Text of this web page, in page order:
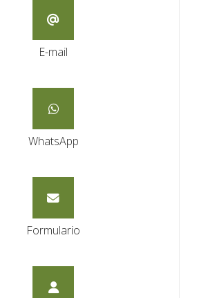
E-mail
WhatsApp
Formulario